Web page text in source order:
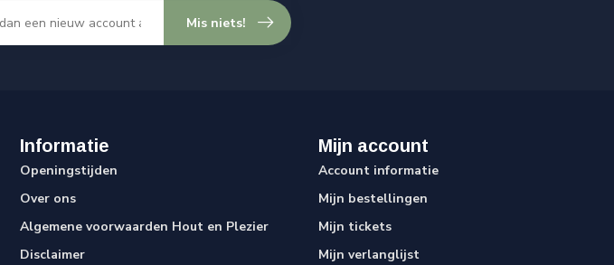
Mis niets!
Informatie
Openingstijden
Over ons
Algemene voorwaarden Hout en Plezier
Disclaimer
Mijn account
Account informatie
Mijn bestellingen
Mijn tickets
Mijn verlanglijst